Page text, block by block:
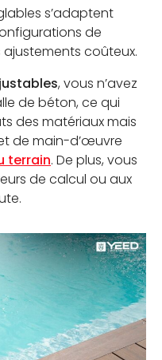
s’adaptent
de
ajustements coûteux.
, vous n’avez
de béton, ce qui
des matériaux mais
de main-d’œuvre
terrain. De plus, vous
de calcul ou aux